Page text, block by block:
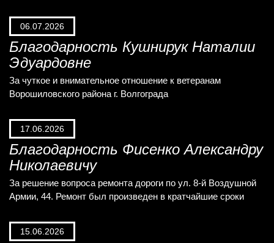
06.07.2026
Благодарность Кушнирук Наталии
Эдуардовне
За чуткое и внимательное отношение к ветеранам
Ворошиловского района г. Волгограда
17.06.2026
Благодарность Фисенко Александру
Николаевичу
За решение вопроса ремонта дороги по ул. 8-й Воздушной
Армии, 44. Ремонт был произведен в кратчайшие сроки
15.06.2026